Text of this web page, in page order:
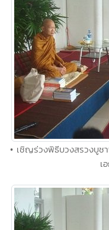
• เชิญร่วงพิธีบวงสรวงบู
เ